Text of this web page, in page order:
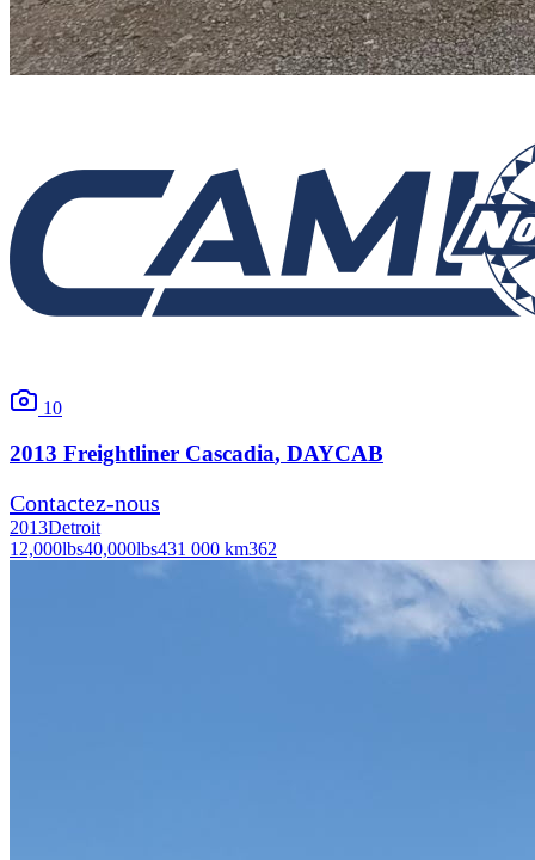
10
2013 Freightliner Cascadia, DAYCAB
Contactez-nous
2013Detroit
12,000lbs40,000lbs431 000 km362